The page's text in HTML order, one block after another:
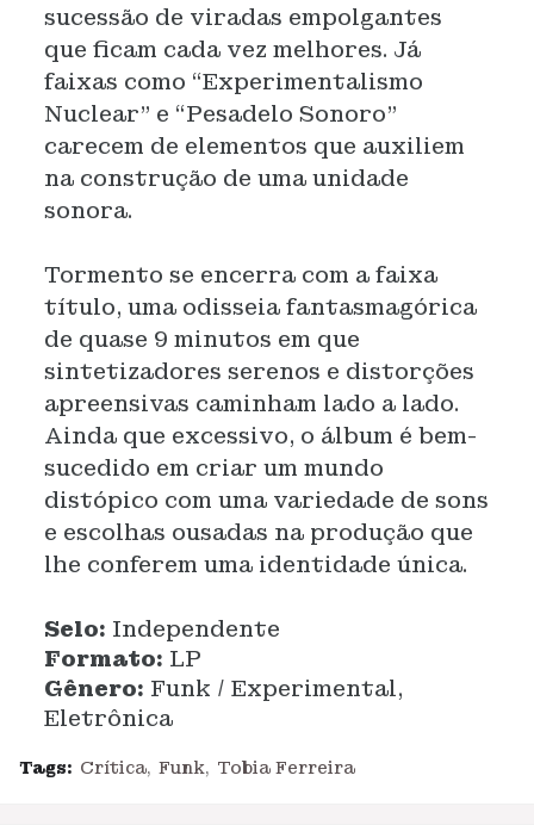
sucessão de viradas empolgantes
que ficam cada vez melhores. Já
faixas como “Experimentalismo
Nuclear” e “Pesadelo Sonoro”
carecem de elementos que auxiliem
na construção de uma unidade
sonora.
Tormento se encerra com a faixa
título, uma odisseia fantasmagórica
de quase 9 minutos em que
sintetizadores serenos e distorções
apreensivas caminham lado a lado.
Ainda que excessivo, o álbum é bem-
sucedido em criar um mundo
distópico com uma variedade de sons
e escolhas ousadas na produção que
lhe conferem uma identidade única.
Selo: Independente
Formato: LP
Gênero: Funk / Experimental,
Eletrônica
Tags: Crítica Funk Tobia Ferreira